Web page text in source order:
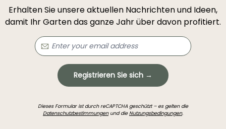
Erhalten Sie unsere aktuellen Nachrichten und Ideen,
damit Ihr Garten das ganze Jahr über davon profitiert.
Registrieren Sie sich →
Dieses Formular ist durch reCAPTCHA geschützt – es gelten die
Datenschutzbestimmungenund dieNutzungsbedingungen.